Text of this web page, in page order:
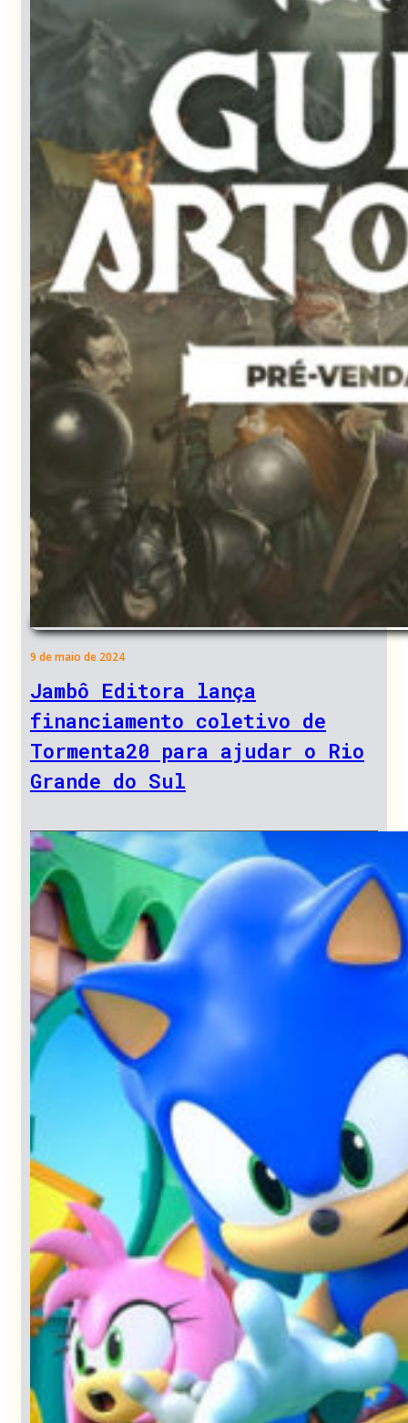
9 de maio de 2024
Jambô Editora lança
financiamento coletivo de
Tormenta20 para ajudar o Rio
Grande do Sul